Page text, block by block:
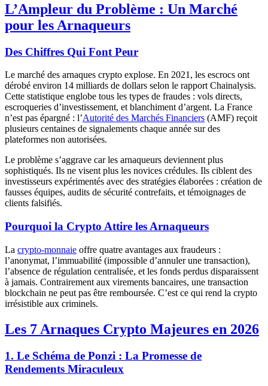
L’Ampleur du Problème : Un Marché
pour les Arnaqueurs
Des Chiffres Qui Font Peur
Le marché des arnaques crypto explose. En 2021, les escrocs ont
dérobé environ 14 milliards de dollars selon le rapport Chainalysis.
Cette statistique englobe tous les types de fraudes : vols directs,
escroqueries d’investissement, et blanchiment d’argent. La France
n’est pas épargné : l’Autorité des Marchés Financiers (AMF) reçoit
plusieurs centaines de signalements chaque année sur des
plateformes non autorisées.
Le problème s’aggrave car les arnaqueurs deviennent plus
sophistiqués. Ils ne visent plus les novices crédules. Ils ciblent des
investisseurs expérimentés avec des stratégies élaborées : création de
fausses équipes, audits de sécurité contrefaits, et témoignages de
clients falsifiés.
Pourquoi la Crypto Attire les Arnaqueurs
La crypto-monnaie offre quatre avantages aux fraudeurs :
l’anonymat, l’immuabilité (impossible d’annuler une transaction),
l’absence de régulation centralisée, et les fonds perdus disparaissent
à jamais. Contrairement aux virements bancaires, une transaction
blockchain ne peut pas être remboursée. C’est ce qui rend la crypto
irrésistible aux criminels.
Les 7 Arnaques Crypto Majeures en 2026
1. Le Schéma de Ponzi : La Promesse de
Rendements Miraculeux